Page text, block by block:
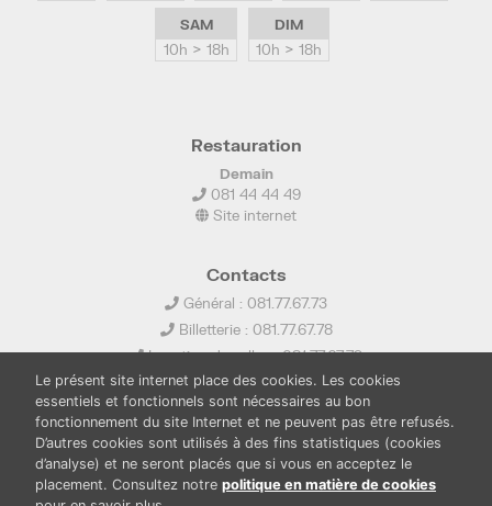
SAM
10h > 18h
DIM
10h > 18h
Restauration
Demain
081 44 44 49
Site internet
Contacts
Général : 081.77.67.73
Billetterie : 081.77.67.78
Location de salles : 081.77.67.79
info@ledelta.be
Le présent site internet place des cookies. Les cookies
essentiels et fonctionnels sont nécessaires au bon
fonctionnement du site Internet et ne peuvent pas être refusés.
D’autres cookies sont utilisés à des fins statistiques (cookies
d’analyse) et ne seront placés que si vous en acceptez le
placement. Consultez notre politique en matière de cookies